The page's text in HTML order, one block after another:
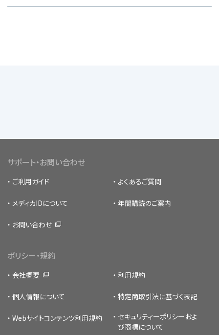
サポート・お問い合わせ
ご利用ガイド よくあるご質問
メディカIDについて 年間購読のご案内
お問い合わせ
ポリシー・規約
会社概要 利用規約
個人情報について 特定商取引法に基づく表記
Webサイトコンテンツ利用規約 セキュリティーポリシー およ
び商標について